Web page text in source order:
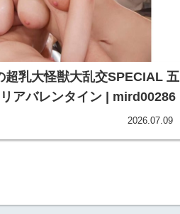
超乳大怪獣大乱交SPECIAL 五
アバレンタイン | mird00286
2026.07.09